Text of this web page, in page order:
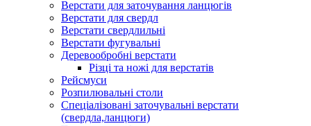
Верстати для заточування ланцюгів
Верстати для свердл
Верстати свердлильні
Верстати фугувальні
Деревообробні верстати
Різці та ножі для верстатів
Рейсмуси
Розпилювальні столи
Спеціалізовані заточувальні верстати
(свердла,ланцюги)